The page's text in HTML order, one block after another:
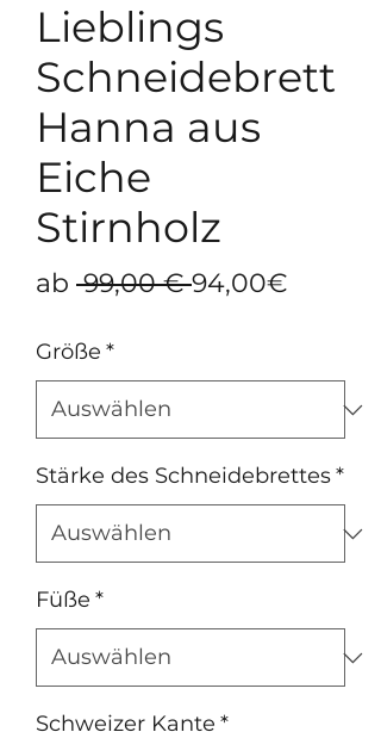
Lieblings
Schneidebrett
Hanna aus
Eiche
Stirnholz
ab 99,00 € Standardpreis
94,00€
Größe *
Stärke des Schneidebrettes*
Füße *
Schweizer Kante *